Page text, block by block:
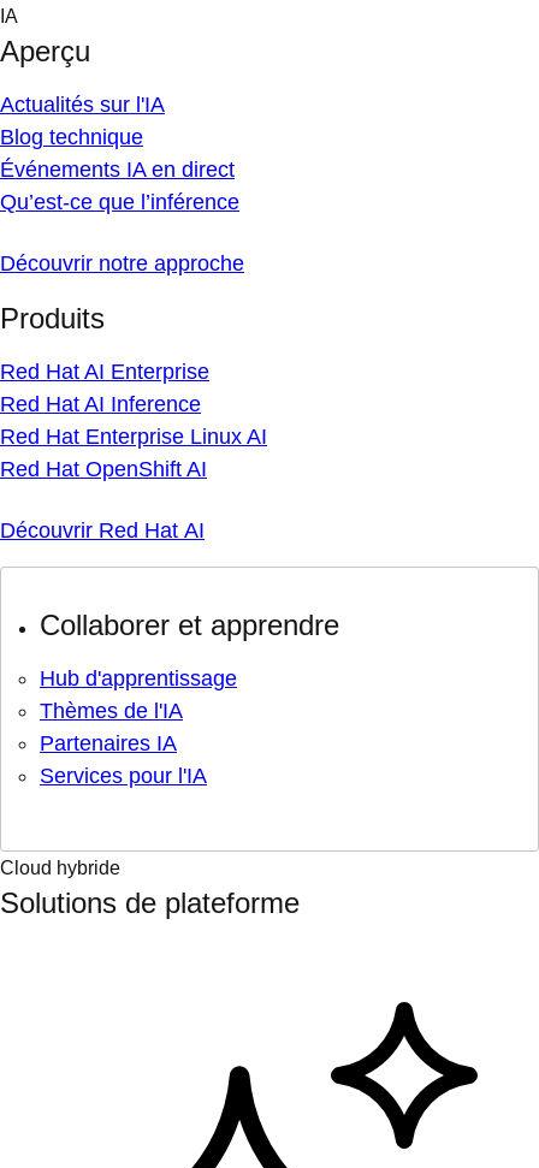
Skip
content
IA
Aperçu
Actualités sur l'IA
Blog technique
Événements IA en direct
Qu’est-ce que l’inférence
Découvrir notre approche
Produits
Red Hat AI Enterprise
Red Hat AI Inference
Red Hat Enterprise Linux AI
Red Hat OpenShift AI
Découvrir Red Hat AI
Collaborer et apprendre
Hub d'apprentissage
Thèmes de l'IA
Partenaires IA
Services pour l'IA
Cloud hybride
Solutions de plateforme